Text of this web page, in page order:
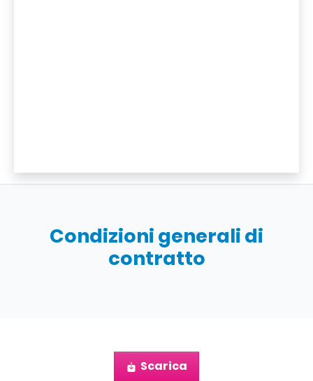
Condizioni generali di
contratto
Scarica